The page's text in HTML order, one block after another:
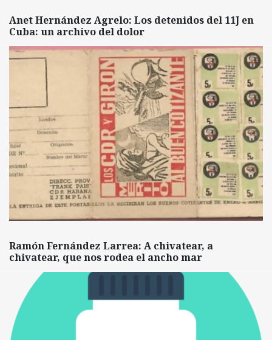
Anet Hernández Agrelo: Los detenidos del 11J en
Cuba: un archivo del dolor
Ramón Fernández Larrea: A chivatear, a
chivatear, que nos rodea el ancho mar